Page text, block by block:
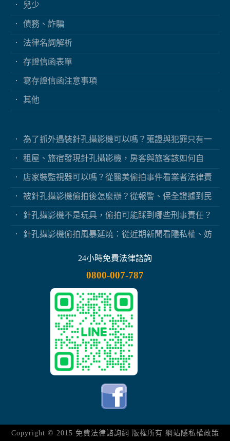
兒少
債務、詐騙
法律名詞解析
存證信函表單
寫存證信函注意事項
其他
為了抓外遇裝針孔攝影機可以嗎？蒐證與犯罪只有一
租屋、旅宿發現針孔攝影機，房客與旅客該如何自
店家裝監視器可以嗎？從醫美偷拍事件看業者法律責
被針孔攝影機偷拍後怎麼辦？從報警、保全證據到民
針孔攝影機不是玩具，偷拍可能踩到哪些刑事責任？
針孔攝影機偷拍風暴延燒：從近期新聞看隱私權、妨
24小時免費法律諮詢
0800-007-787
Copyright © 2015 免費法律諮詢網 版權所有 網站隱私權政策